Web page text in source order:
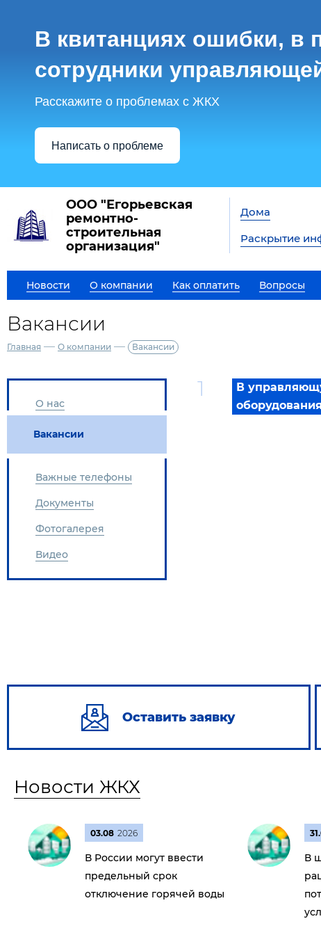
В квитанциях ошибки, в
сотрудники
Расскажите о проблемах с ЖКХ
Написать о проблеме
ООО "Егорьевская
ремонтно-
строительная
организация"
Дома
Раскрытие
Новости О компании Как оплатить Вопросы
Вакансии
Главная — О компании — Вакансии
О нас
Вакансии
Важные телефоны
Документы
Фотогалерея
Видео
В
Оставить заявку
Новости ЖКХ
03.08 2026
В России могут ввести
предельный срок
отключение горячей воды
В